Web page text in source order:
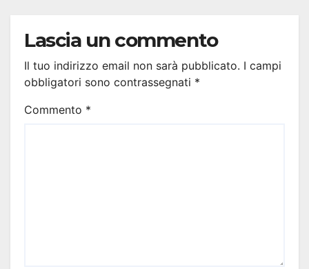
Lascia un commento
Il tuo indirizzo email non sarà pubblicato. I campi
obbligatori sono contrassegnati *
Commento *